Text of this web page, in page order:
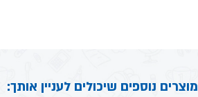
מוצרים נוספים שיכולים לעניין אותך: